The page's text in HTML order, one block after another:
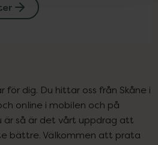
för dig. Du hittar oss från Skåne i
online i mobilen och på
är så är det vårt uppdrag att
bättre. Välkommen att prata